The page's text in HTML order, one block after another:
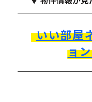
いい部屋
ョ